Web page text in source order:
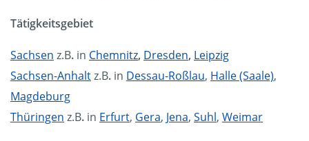
Tätigkeitsgebiet
Sachsen z.B. in Chemnitz, Dresden, Leipzig
Sachsen-Anhaltz.B. in Dessau-Roßlau, Halle (Saale),
Magdeburg
Thüringen z.B. in Erfurt, Gera, Jena, Suhl, Weimar